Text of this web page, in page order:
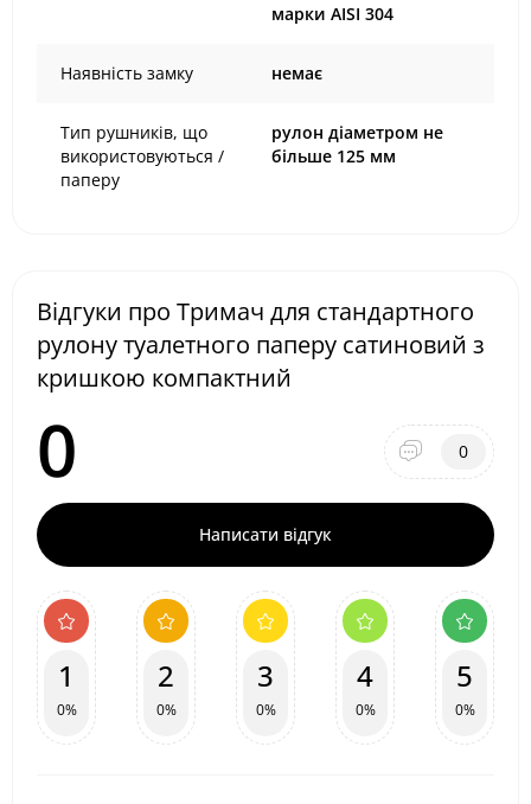
марки AISI 304
Наявність замку немає
Тип рушників, що
використовуються /
паперу
рулон діаметром не
більше 125 мм
Відгуки про Тримач для стандартного
рулону туалетного паперу сатиновий з
кришкою компактний
0 0
Написати відгук
1
0%
2
0%
3
0%
4
0%
5
0%